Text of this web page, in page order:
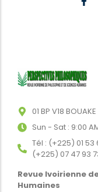
01 BP V18 BOUAKE
Sun - Sat : 9:00
Tél : (+225) 01 53
(+225) 07 47 93
Revue Ivoirienne
Humaines